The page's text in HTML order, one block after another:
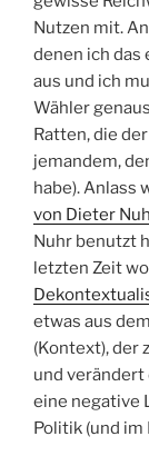
Nutzen mit.
denen ich
aus und ich
Wähler
Ratten, die
jemandem,
habe). Anlass
von Dieter
Nuhr benutzt
letzten Zeit
etwas aus
(Kontext), der
und verändert
eine negative
Politik (und